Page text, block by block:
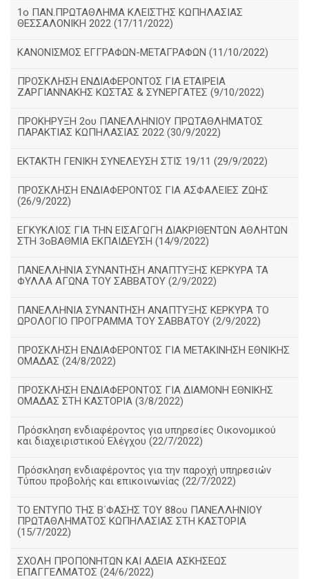
1ο ΠΑΝ.ΠΡΩΤΑΘΛΗΜΑ ΚΛΕΙΣΤΉΣ ΚΩΠΗΛΑΣΙΑΣ
ΘΕΣΣΑΛΟΝΙΚΗ 2022 (17/11/2022)
ΚΑΝΟΝΙΣΜΟΣ ΕΓΓΡΑΦΩΝ-ΜΕΤΑΓΡΑΦΩΝ (11/10/2022)
ΠΡΟΣΚΛΗΣΗ ΕΝΔΙΑΦΕΡΟΝΤΟΣ ΓΙΑ ΕΤΑΙΡΕΙΑ
ΖΑΡΓΙΑΝΝΑΚΗΣ ΚΩΣΤΑΣ & ΣΥΝΕΡΓΑΤΕΣ (9/10/2022)
ΠΡΟΚΗΡΥΞΗ 2ου ΠΑΝΕΛΛΗΝΙΟΥ ΠΡΩΤΑΘΛΗΜΑΤΟΣ
ΠΑΡΑΚΤΙΑΣ ΚΩΠΗΛΑΣΙΑΣ 2022 (30/9/2022)
ΕΚΤΑΚΤΗ ΓΕΝΙΚΗ ΣΥΝΕΛΕΥΣΗ ΣΤΙΣ 19/11 (29/9/2022)
ΠΡΟΣΚΛΗΣΗ ΕΝΔΙΑΦΕΡΟΝΤΟΣ ΓΙΑ ΑΣΦΑΛΕΙΕΣ ΖΩΗΣ
(26/9/2022)
ΕΓΚΥΚΛΙΟΣ ΓΙΑ ΤΗΝ ΕΙΣΑΓΩΓΗ ΔΙΑΚΡΙΘΕΝΤΩΝ ΑΘΛΗΤΩΝ
ΣΤΗ 3οΒΑΘΜΙΑ ΕΚΠΑΙΔΕΥΣΗ (14/9/2022)
ΠΑΝΕΛΛΗΝΙΑ ΣΥΝΑΝΤΗΣΗ ΑΝΑΠΤΥΞΗΣ ΚΕΡΚΥΡΑ ΤΑ
ΦΥΛΛΑ ΑΓΩΝΑ ΤΟΥ ΣΑΒΒΑΤΟΥ (2/9/2022)
ΠΑΝΕΛΛΗΝΙΑ ΣΥΝΑΝΤΗΣΗ ΑΝΑΠΤΥΞΗΣ ΚΕΡΚΥΡΑ ΤΟ
ΩΡΟΛΟΓΙΟ ΠΡΟΓΡΑΜΜΑ ΤΟΥ ΣΑΒΒΑΤΟΥ (2/9/2022)
ΠΡΟΣΚΛΗΣΗ ΕΝΔΙΑΦΕΡΟΝΤΟΣ ΓΙΑ ΜΕΤΑΚΙΝΗΣΗ ΕΘΝΙΚΗΣ
ΟΜΑΔΑΣ (24/8/2022)
ΠΡΟΣΚΛΗΣΗ ΕΝΔΙΑΦΕΡΟΝΤΟΣ ΓΙΑ ΔΙΑΜΟΝΗ ΕΘΝΙΚΗΣ
ΟΜΑΔΑΣ ΣΤΗ ΚΑΣΤΟΡΙΑ (3/8/2022)
Πρόσκληση ενδιαφέροντος για υπηρεσίες Οικονομικού
και διαχειριστικού Ελέγχου (22/7/2022)
Πρόσκληση ενδιαφέροντος για την παροχή υπηρεσιών
Τύπου προβολής και επικοινωνίας (22/7/2022)
ΤΟ ΕΝΤΥΠΟ ΤΗΣ Β΄ΦΑΣΗΣ ΤΟΥ 88ου ΠΑΝΕΛΛΗΝΙΟΥ
ΠΡΩΤΑΘΛΗΜΑΤΟΣ ΚΩΠΗΛΑΣΙΑΣ ΣΤΗ ΚΑΣΤΟΡΙΑ
(15/7/2022)
ΣΧΟΛΗ ΠΡΟΠΟΝΗΤΩΝ ΚΑΙ ΑΔΕΙΑ ΑΣΚΗΣΕΩΣ
ΕΠΑΓΓΕΛΜΑΤΟΣ (24/6/2022)